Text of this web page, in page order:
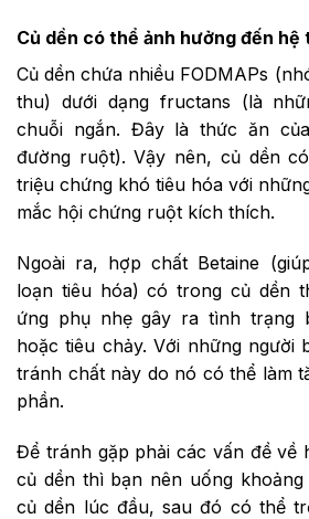
Củ dền có thể ảnh hưởng đến hệ
Củ dền chứa nhiều FODMAPs
thu) dưới dạng fructans (là
chuỗi ngắn. Đây là thức ăn
đường ruột). Vậy nên, củ dền
triệu chứng khó tiêu hóa với
mắc hội chứng ruột kích thích.
Ngoài ra, hợp chất Betaine
loạn tiêu hóa) có trong củ dền
ứng phụ nhẹ gây ra tình trạng
hoặc tiêu chảy. Với những người
tránh chất này do nó có thể làm
phần.
Để tránh gặp phải các vấn đề về
củ dền thì bạn nên uống
củ dền lúc đầu, sau đó có thể